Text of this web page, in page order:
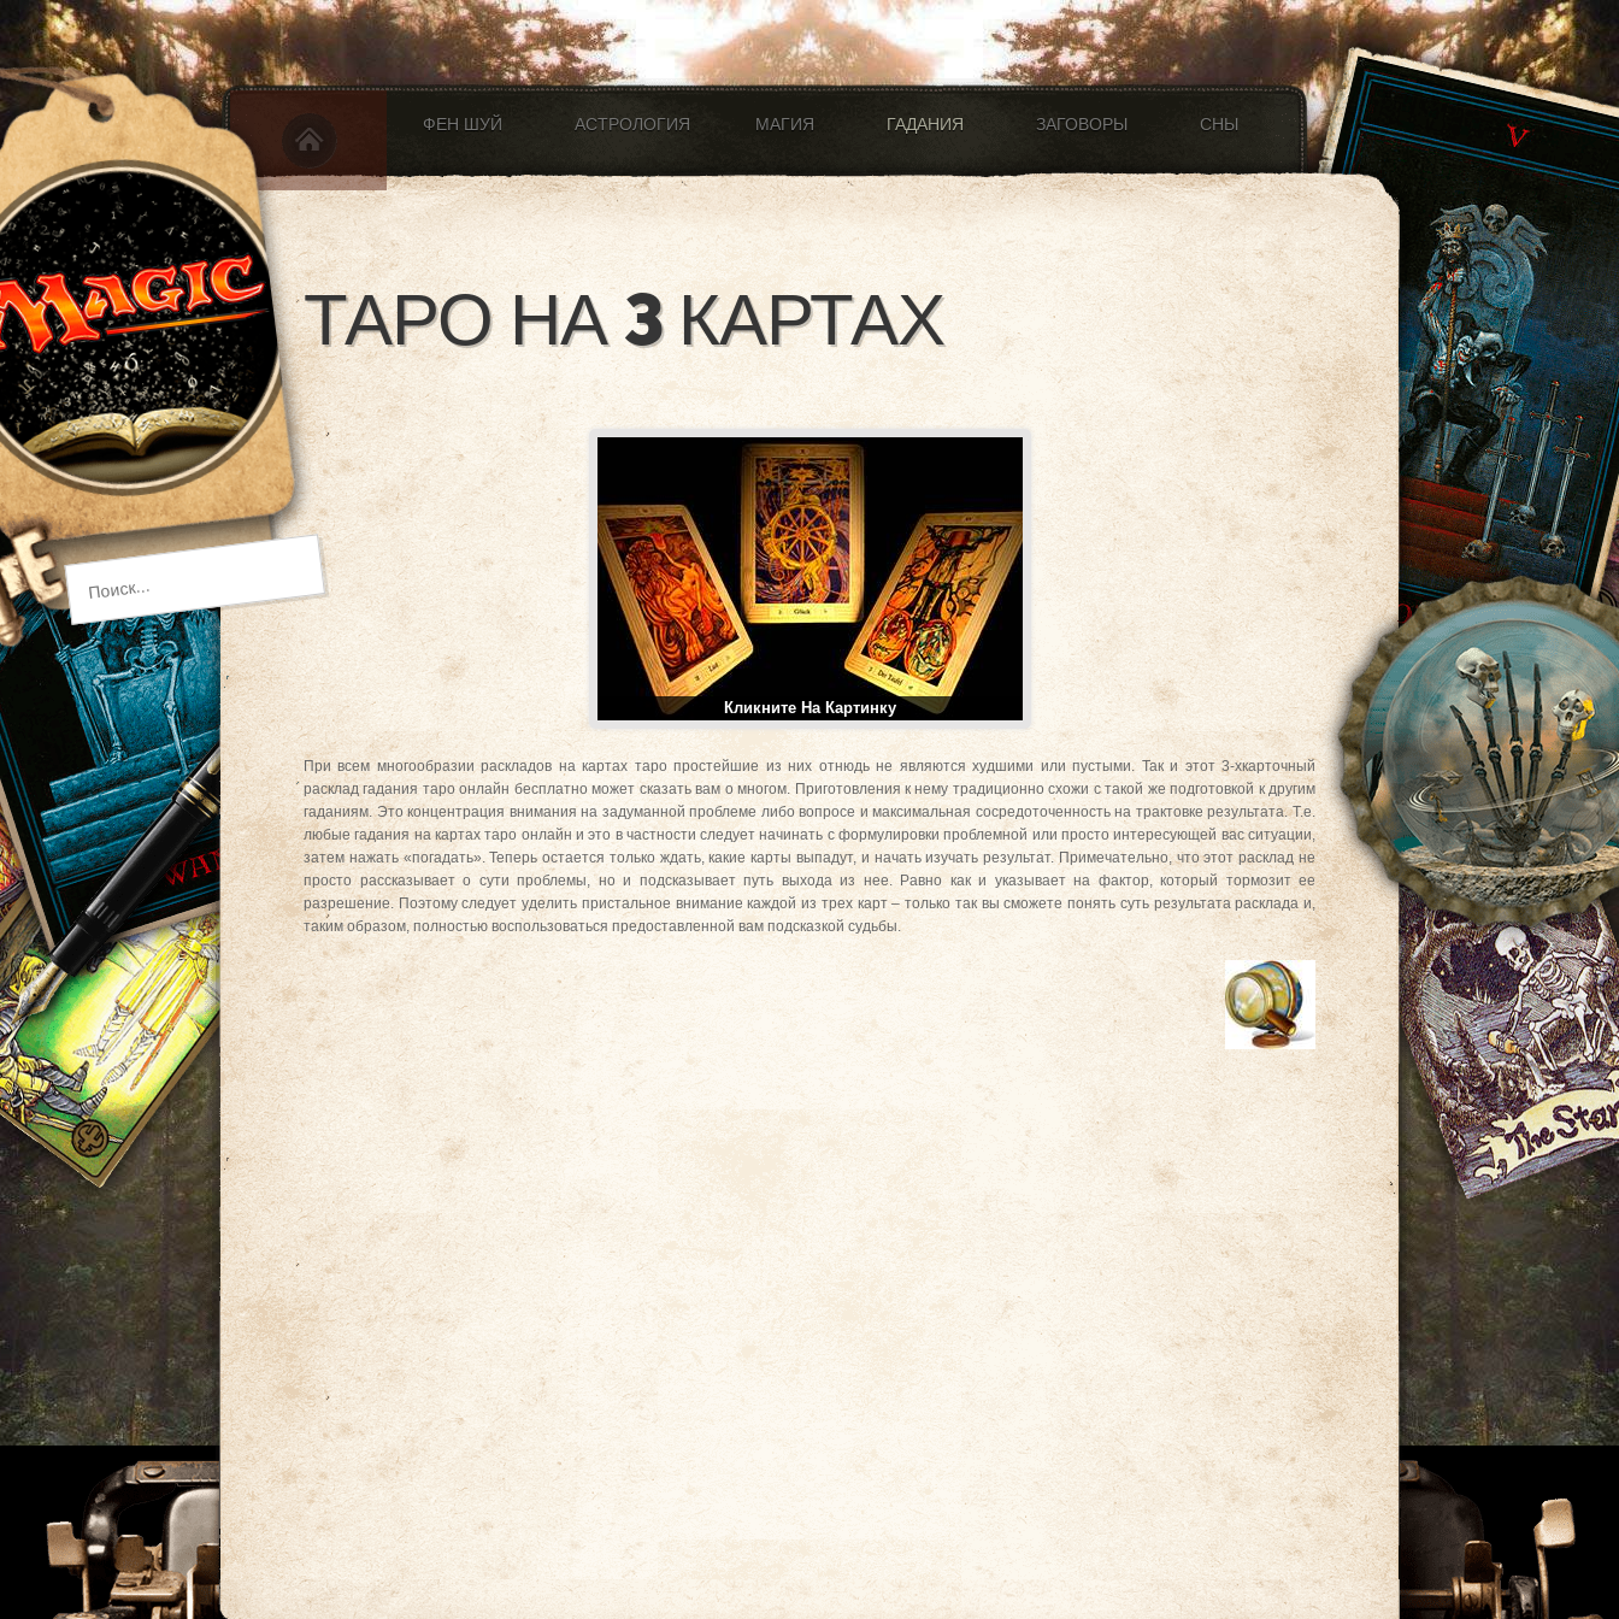
ФЕН ШУЙ АСТРОЛОГИЯ МАГИЯ ГАДАНИЯ ЗАГОВОРЫ СНЫ
ТАРО НА 3 КАРТАХ
Кликните На Картинку
При всем многообразии раскладов на картах таро простейшие из них отнюдь не являются худшими или пустыми. Так и этот 3-хкарточный
расклад гадания таро онлайн бесплатно может сказать вам о многом. Приготовления к нему традиционно схожи с такой же подготовкой к другим
гаданиям. Это концентрация внимания на задуманной проблеме либо вопросе и максимальная сосредоточенность на трактовке результата. Т.е.
любые гадания на картах таро онлайн и это в частности следует начинать с формулировки проблемной или просто интересующей вас ситуации,
затем нажать «погадать». Теперь остается только ждать, какие карты выпадут, и начать изучать результат. Примечательно, что этот расклад не
просто рассказывает о сути проблемы, но и подсказывает путь выхода из нее. Равно как и указывает на фактор, который тормозит ее
разрешение. Поэтому следует уделить пристальное внимание каждой из трех карт – только так вы сможете понять суть результата расклада и,
таким образом, полностью воспользоваться предоставленной вам подсказкой судьбы.